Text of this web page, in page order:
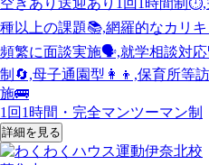
種以上の課題📚,網羅的なカリ
頻繁に面談実施🗣️,就学相談対
制🔄,母子通園型👩‍👦,保育所等
施🚌
1回1時間・完全マンツーマン制
詳細を見る